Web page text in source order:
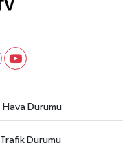
Hava Durumu
Trafik Durumu